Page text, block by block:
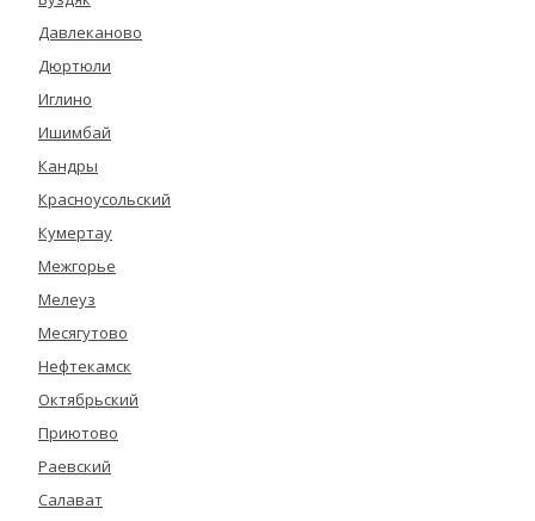
Давлеканово
Дюртюли
Иглино
Ишимбай
Кандры
Красноусольский
Кумертау
Межгорье
Мелеуз
Месягутово
Нефтекамск
Октябрьский
Приютово
Раевский
Салават